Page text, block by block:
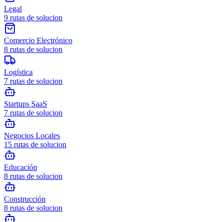
Legal
9 rutas de solucion
Comercio Electrónico
8 rutas de solucion
Logística
7 rutas de solucion
Startups SaaS
7 rutas de solucion
Negocios Locales
15 rutas de solucion
Educación
8 rutas de solucion
Construcción
8 rutas de solucion